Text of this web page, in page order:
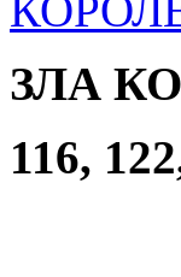
ЗЛА
116,